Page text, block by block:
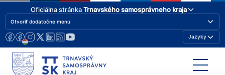
Oficiálna stránkaTrnavského samosprávneho kraja
Otvoriť dodatočne menu
Jazyky